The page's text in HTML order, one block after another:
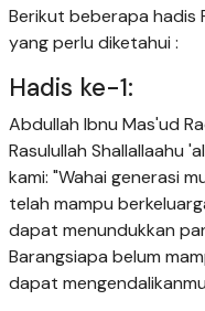
Berikut beberapa hadis
yang perlu diketahui :
Hadis ke-1:
Abdullah Ibnu Mas'ud
Rasulullah Shallallaahu
kami: "Wahai generasi
telah mampu
dapat menundukkan
Barangsiapa belum
dapat